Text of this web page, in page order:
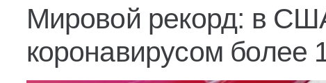
Мировой рекорд: в
коронавирусом более